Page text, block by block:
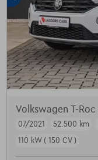
Volkswagen T-Roc
07/2021
52.500 km
110 kW ( 150 CV )